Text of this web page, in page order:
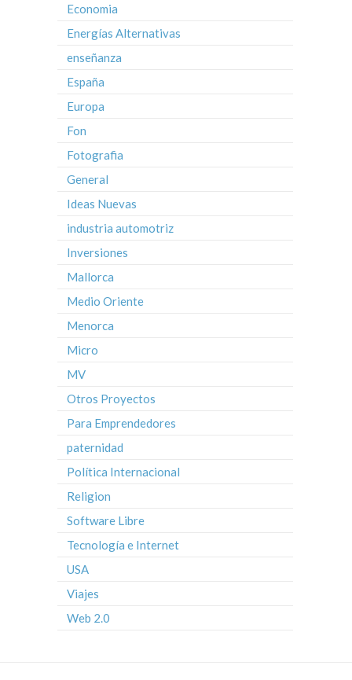
Economia
Energías Alternativas
enseñanza
España
Europa
Fon
Fotografia
General
Ideas Nuevas
industria automotriz
Inversiones
Mallorca
Medio Oriente
Menorca
Micro
MV
Otros Proyectos
Para Emprendedores
paternidad
Política Internacional
Religion
Software Libre
Tecnología e Internet
USA
Viajes
Web 2.0